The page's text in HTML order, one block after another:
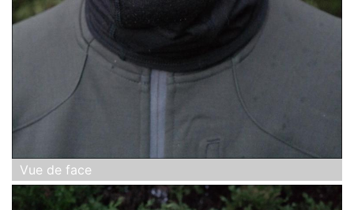
Vue de face